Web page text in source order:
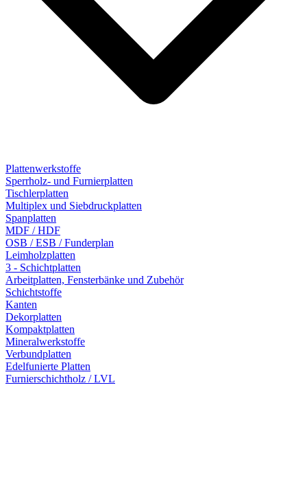
Plattenwerkstoffe
Sperrholz- und Furnierplatten
Tischlerplatten
Multiplex und Siebdruckplatten
Spanplatten
MDF / HDF
OSB / ESB / Funderplan
Leimholzplatten
3 - Schichtplatten
Arbeitplatten, Fensterbänke und Zubehör
Schichtstoffe
Kanten
Dekorplatten
Kompaktplatten
Mineralwerkstoffe
Verbundplatten
Edelfunierte Platten
Furnierschichtholz / LVL